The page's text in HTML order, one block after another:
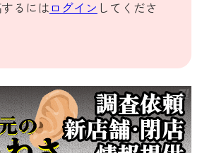
るには ログイン してくださ